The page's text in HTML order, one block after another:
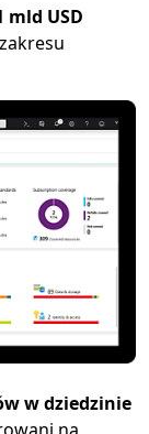
mld USD
w dziedzinie